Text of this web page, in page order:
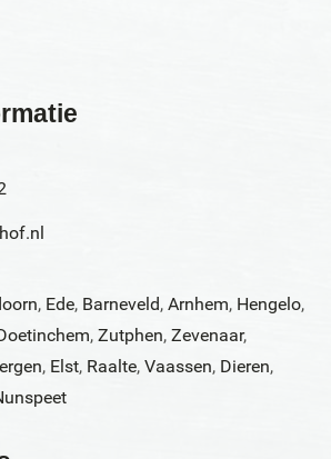
, Ede, Barneveld,Arnhem, Hengelo,
,Zutphen,Zevenaar,
, Elst, Raalte,Vaassen, Dieren,